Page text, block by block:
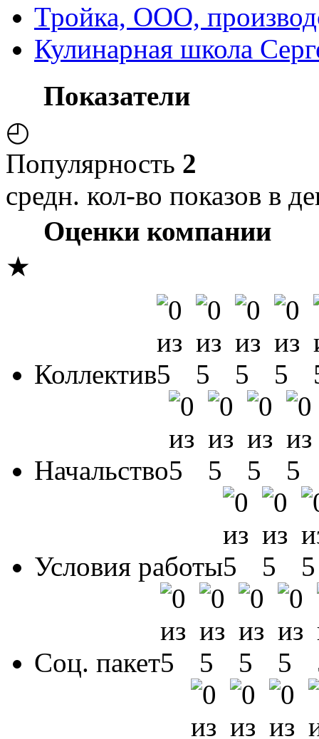
Тройка, ООО,
Кулинарная школа
Показатели
◴
Популярность 2
средн. кол-во показов в
Оценки компании
★
Коллектив
Начальство
Условия работы
Соц. пакет